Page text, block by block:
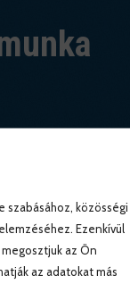
szabásához, közösségi
Ezenkívül
az Ön
az adatokat más